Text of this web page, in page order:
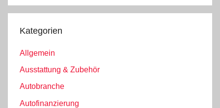
Kategorien
Allgemein
Ausstattung & Zubehör
Autobranche
Autofinanzierung